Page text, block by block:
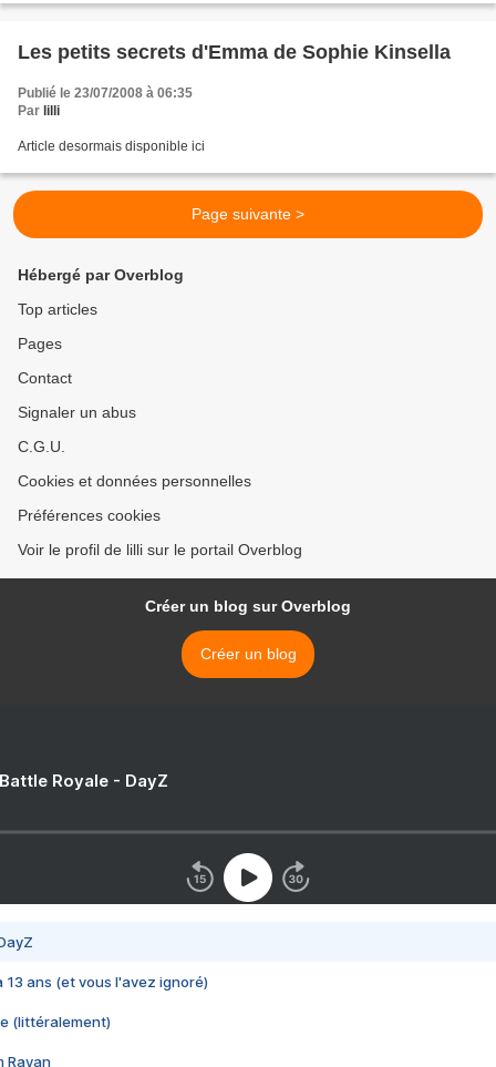
Les petits secrets d'Emma de Sophie Kinsella
Publié le 23/07/2008 à 06:35
Par lilli
Article desormais disponible ici
Page suivante >
Hébergé par Overblog
Top articles
Pages
Contact
Signaler un abus
C.G.U.
Cookies et données personnelles
Préférences cookies
Voir le profil de lilli sur le portail Overblog
Créer un blog sur Overblog
Créer un blog
Royale - DayZ
13 ans (et vous l'avez ignoré)
(littéralement)
Rayan